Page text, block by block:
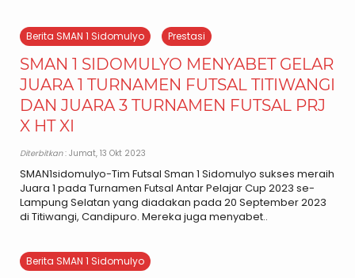
Berita SMAN 1 Sidomulyo Prestasi
SMAN 1 SIDOMULYO MENYABET GELAR
JUARA 1 TURNAMEN FUTSAL TITIWANGI
DAN JUARA 3 TURNAMEN FUTSAL PRJ
X HT XI
Diterbitkan: Jumat, 13 Okt 2023
SMAN1sidomulyo-Tim Futsal Sman 1 Sidomulyo sukses meraih
Juara 1 pada Turnamen Futsal Antar Pelajar Cup 2023 se-
Lampung Selatan yang diadakan pada 20 September 2023
di Titiwangi, Candipuro. Mereka juga menyabet..
Berita SMAN 1 Sidomulyo